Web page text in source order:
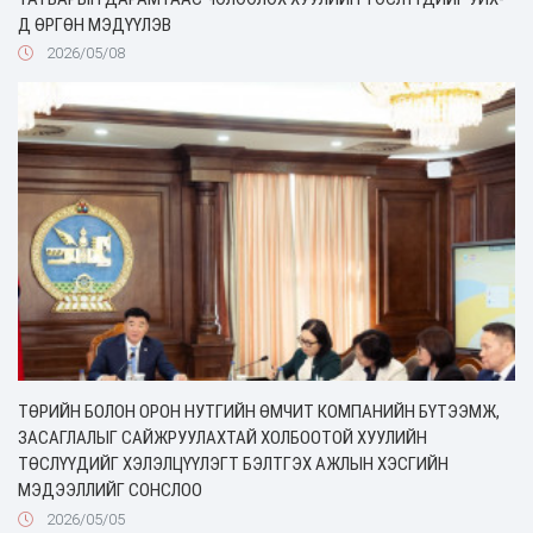
Д ӨРГӨН МЭДҮҮЛЭВ
2026/05/08
ТӨРИЙН БОЛОН ОРОН НУТГИЙН ӨМЧИТ КОМПАНИЙН БҮТЭЭМЖ,
ЗАСАГЛАЛЫГ САЙЖРУУЛАХТАЙ ХОЛБООТОЙ ХУУЛИЙН
ТӨСЛҮҮДИЙГ ХЭЛЭЛЦҮҮЛЭГТ БЭЛТГЭХ АЖЛЫН ХЭСГИЙН
МЭДЭЭЛЛИЙГ СОНСЛОО
2026/05/05